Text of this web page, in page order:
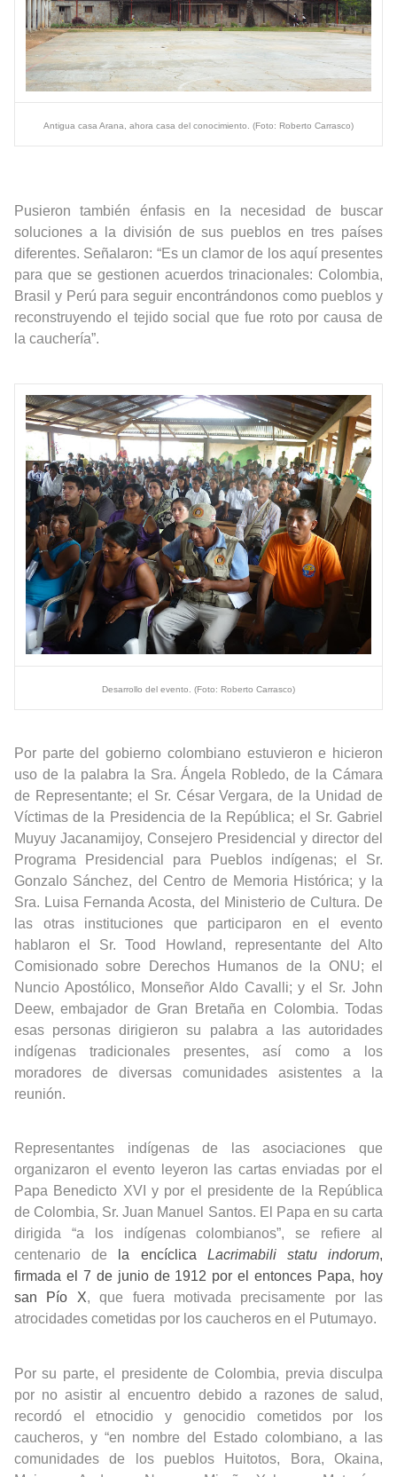
Antigua casa Arana, ahora casa del conocimiento. (Foto: Roberto Carrasco)
Pusieron también énfasis en la necesidad de buscar
soluciones a la división de sus pueblos en tres países
diferentes. Señalaron: “Es un clamor de los aquí presentes
para que se gestionen acuerdos trinacionales: Colombia,
Brasil y Perú para seguir encontrándonos como pueblos y
reconstruyendo el tejido social que fue roto por causa de
la cauchería”.
Desarrollo del evento. (Foto: Roberto Carrasco)
Por parte del gobierno colombiano estuvieron e hicieron
uso de la palabra la Sra. Ángela Robledo, de la Cámara
de Representante; el Sr. César Vergara, de la Unidad de
Víctimas de la Presidencia de la República; el Sr. Gabriel
Muyuy Jacanamijoy, Consejero Presidencial y director del
Programa Presidencial para Pueblos indígenas; el Sr.
Gonzalo Sánchez, del Centro de Memoria Histórica; y la
Sra. Luisa Fernanda Acosta, del Ministerio de Cultura. De
las otras instituciones que participaron en el evento
hablaron el Sr. Tood Howland, representante del Alto
Comisionado sobre Derechos Humanos de la ONU; el
Nuncio Apostólico, Monseñor Aldo Cavalli; y el Sr. John
Deew, embajador de Gran Bretaña en Colombia. Todas
esas personas dirigieron su palabra a las autoridades
indígenas tradicionales presentes, así como a los
moradores de diversas comunidades asistentes a la
reunión.
Representantes indígenas de las asociaciones que
organizaron el evento leyeron las cartas enviadas por el
Papa Benedicto XVI y por el presidente de la República
de Colombia, Sr. Juan Manuel Santos. El Papa en su carta
dirigida “a los indígenas colombianos”, se refiere al
centenario de
la encíclica Lacrimabili statu indorum,
firmada el 7 de junio de 1912 por el entonces Papa, hoy
san Pío X, que fuera motivada precisamente por las
atrocidades cometidas por los caucheros en el Putumayo.
Por su parte, el presidente de Colombia, previa disculpa
por no asistir al encuentro debido a razones de salud,
recordó el etnocidio y genocidio cometidos por los
caucheros, y “en nombre del Estado colombiano, a las
comunidades de los pueblos Huitotos, Bora, Okaina,